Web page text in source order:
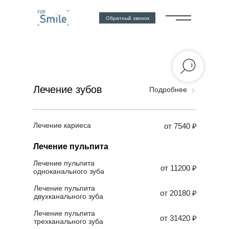
Обратный звонок
Лечение зубов
Лечение кариеса
Лечение пульпита
одноканального зуба
Лечение пульпита
Подробнее
Лечение пульпита
двухканального зуба
Лечение пульпита
трехканального зуба
от 31420 ₽
от 11200 ₽
от 20180 ₽
от 7540 ₽